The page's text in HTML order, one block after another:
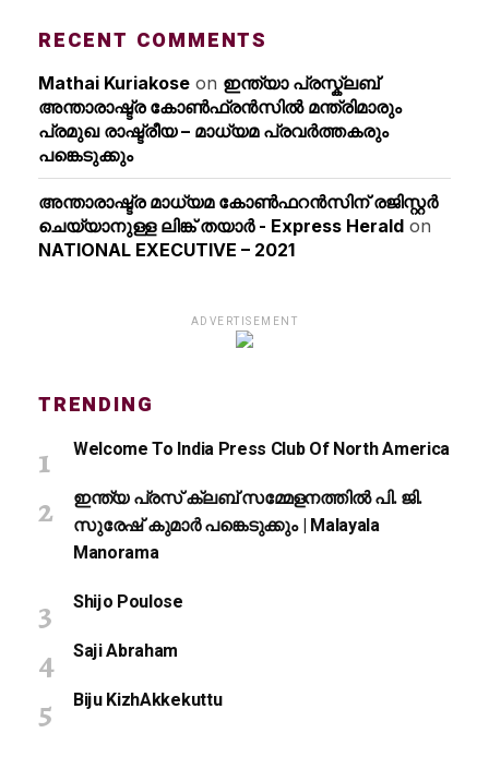
RECENT COMMENTS
Mathai Kuriakose on ഇന്ത്യാ പ്രസ്ക്ലബ്
അന്താരാഷ്ട്ര കോൺഫ്രൻസിൽ മന്ത്രിമാരും
പ്രമുഖ രാഷ്ട്രീയ – മാധ്യമ പ്രവർത്തകരും
പങ്കെടുക്കും
അന്താരാഷ്ട്ര മാധ്യമ കോണ്‍ഫറന്‍സിന് രജിസ്റ്റര്‍
ചെയ്യാനുള്ള ലിങ്ക് തയാര്‍ - Express Herald on
NATIONAL EXECUTIVE – 2021
ADVERTISEMENT
TRENDING
Welcome To India Press Club Of North America
ഇന്ത്യ പ്രസ് ക്ലബ് സമ്മേളനത്തിൽ പി. ജി.
സുരേഷ് കുമാർ പങ്കെടുക്കും | Malayala
Manorama
Shijo Poulose
Saji Abraham
Biju KizhAkkekuttu